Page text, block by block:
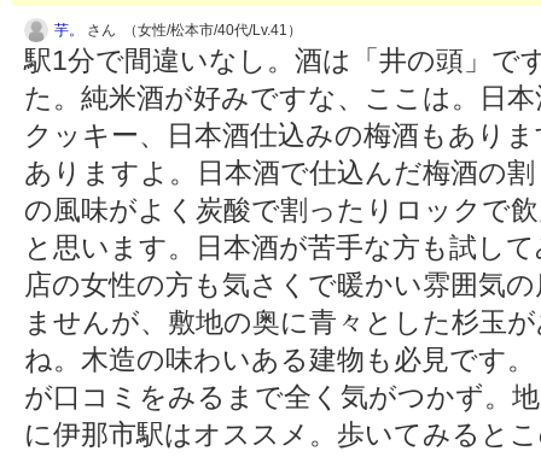
芋。 さん （女性/松本市/40代/Lv.41）
駅1分で間違いなし。酒は「井の頭」で
た。純米酒が好みですな、ここは。日
クッキー、日本酒仕込みの梅酒もあり
ありますよ。日本酒で仕込んだ梅酒の
の風味がよく炭酸で割ったりロックで
と思います。日本酒が苦手な方も試し
店の女性の方も気さくで暖かい雰囲気
ませんが、敷地の奥に青々とした杉玉
ね。木造の味わいある建物も必見です
が口コミをみるまで全く気がつかず。
に伊那市駅はオススメ。歩いてみると